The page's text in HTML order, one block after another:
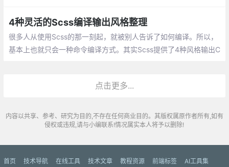
所有的处理。
4种灵活的Scss编译输出风格整理
很多人从使用Scss的那一刻起，就被别人告诉了如何编译。所以，
基本上也就只会一种命令编译方式。其实Scss提供了4种风格输出C
点击更多...
内容以共享、参考、研究为目的,不存在任何商业目的。其版权属原作者所有,如有
侵权或违规,请与小编联系!情况属实本人将予以删除!
首页 技术导航 在线工具 技术文章 教程资源 前端标签 AI工具集